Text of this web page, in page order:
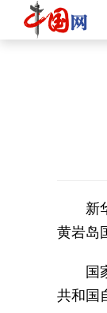
新
黄岩岛
国
共和国